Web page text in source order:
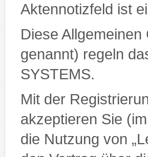
Aktennotizfeld ist
Diese
genannt) regeln
SYSTEMS.
Mit der
akzeptieren Sie
die Nutzung von